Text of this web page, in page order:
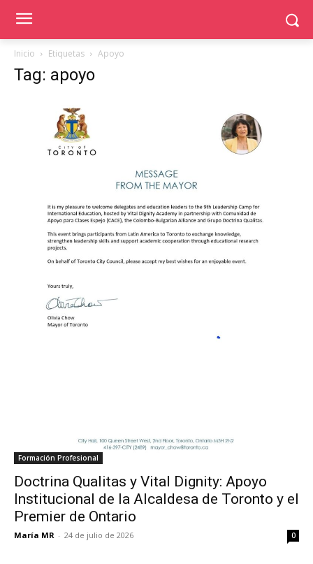
Inicio Etiquetas Apoyo
Tag: apoyo
Formación Profesional
Doctrina Qualitas y Vital Dignity: Apoyo
Institucional de la Alcaldesa de Toronto y el
Premier de Ontario
María MR - 24 de julio de 2026 0